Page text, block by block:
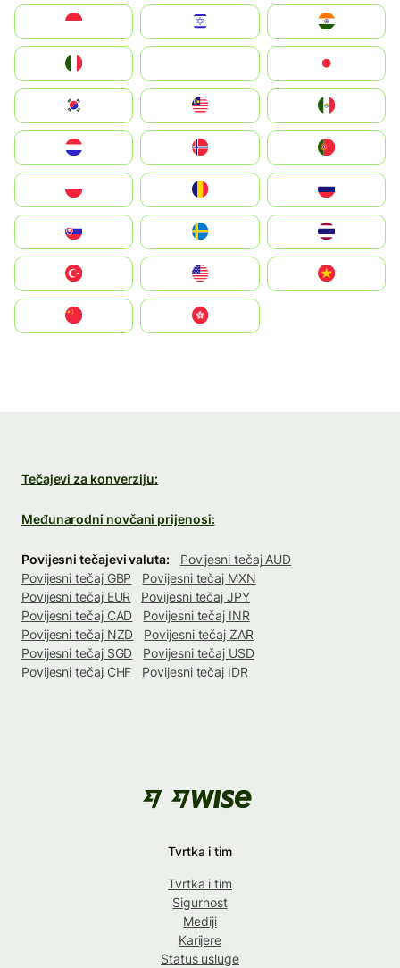
South Korea
United States
中國香港特別行政區
Tečajevi za konverziju:
Međunarodni novčani prijenosi:
Povijesni tečajevi valuta:
Povijesni tečaj AUD
Povijesni tečaj GBP
Povijesni tečaj MXN
Povijesni tečaj EUR
Povijesni tečaj JPY
Povijesni tečaj CAD
Povijesni tečaj INR
Povijesni tečaj NZD
Povijesni tečaj ZAR
Povijesni tečaj SGD
Povijesni tečaj USD
Povijesni tečaj CHF
Povijesni tečaj IDR
Tvrtka i tim
Tvrtka i tim
Sigurnost
Mediji
Karijere
Status usluge